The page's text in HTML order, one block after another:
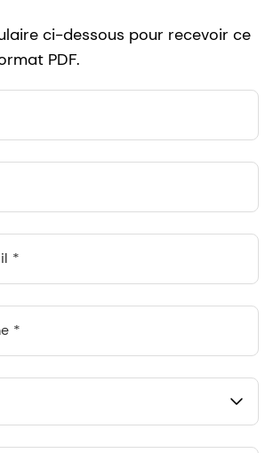
ci-dessous pour recevoir ce
PDF.
San Francisco, California, US